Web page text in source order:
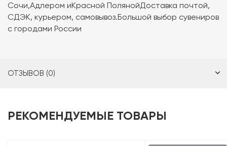
Сочи,Адлером иКрасной ПолянойДоставка почтой,
СДЭК, курьером, самовывоз.Большой выбор сувениров
с городами России
ОТЗЫВОВ (0)
РЕКОМЕНДУЕМЫЕ ТОВАРЫ